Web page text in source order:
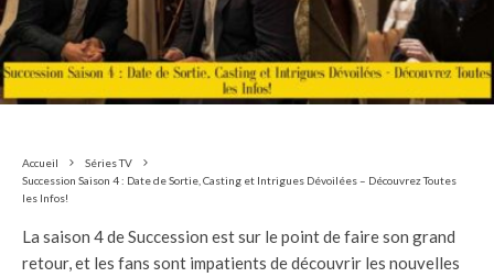
Accueil
Séries TV
Succession Saison 4 : Date de Sortie, Casting et Intrigues Dévoilées – Découvrez Toutes
les Infos!
La saison 4 de Succession est sur le point de faire son grand
retour, et les fans sont impatients de découvrir les nouvelles